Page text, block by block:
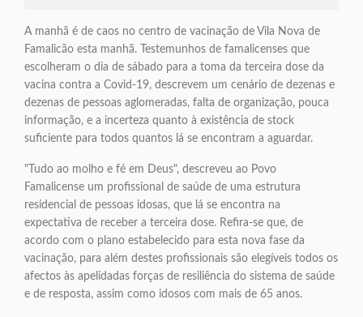
A manhã é de caos no centro de vacinação de Vila Nova de
Famalicão esta manhã. Testemunhos de famalicenses que
escolheram o dia de sábado para a toma da terceira dose da
vacina contra a Covid-19, descrevem um cenário de dezenas e
dezenas de pessoas aglomeradas, falta de organização, pouca
informação, e a incerteza quanto à existência de stock
suficiente para todos quantos lá se encontram a aguardar.
"Tudo ao molho e fé em Deus", descreveu ao Povo
Famalicense um profissional de saúde de uma estrutura
residencial de pessoas idosas, que lá se encontra na
expectativa de receber a terceira dose. Refira-se que, de
acordo com o plano estabelecido para esta nova fase da
vacinação, para além destes profissionais são elegíveis todos os
afectos às apelidadas forças de resiliência do sistema de saúde
e de resposta, assim como idosos com mais de 65 anos.